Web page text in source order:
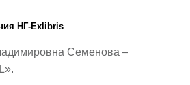
НГ-Exlibris
Семенова –